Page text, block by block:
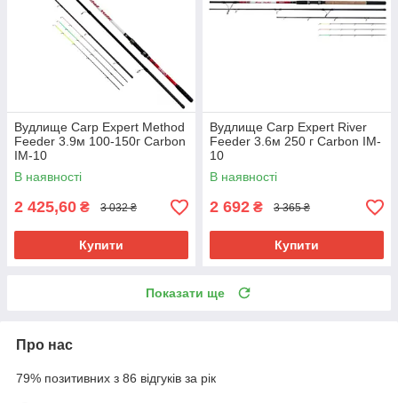
Вудлище Carp Expert Method
Feeder 3.9м 100-150г Carbon
IM-10
В наявності
2 425,60 ₴ 3 032 ₴
Купити
Вудлище Carp Expert River
Feeder 3.6м 250 г Carbon IM-
10
В наявності
2 692 ₴ 3 365 ₴
Купити
Показати ще
Про нас
79% позитивних з 86 відгуків за рік